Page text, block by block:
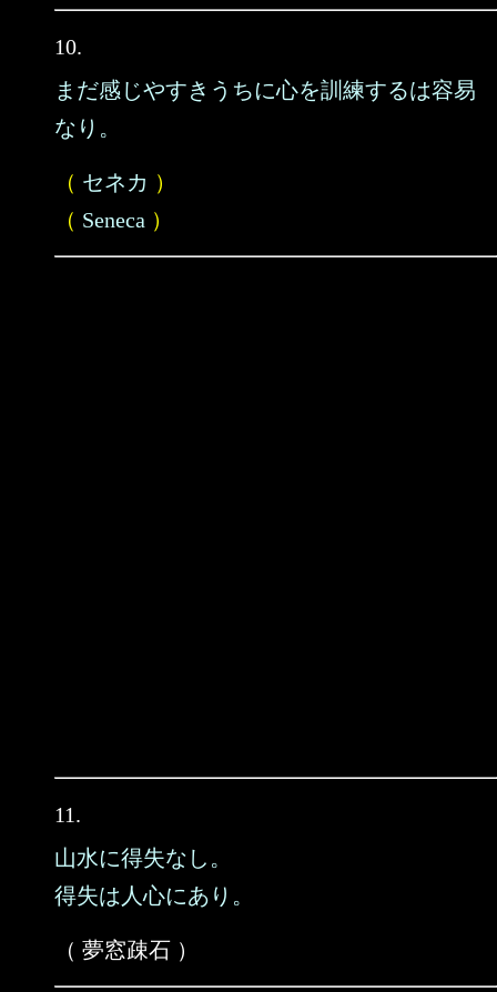
10.
まだ感じやすきうちに心を訓練するは容易
なり。
（ セネカ ）
（ Seneca ）
11.
山水に得失なし。
得失は人心にあり。
（ 夢窓疎石 ）